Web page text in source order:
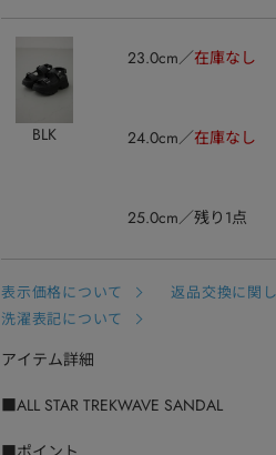
BLK
23.0cm 在庫なし
24.0cm 在庫なし
25.0cm 残り1点
表示価格について 返品交換に関
洗濯表記について
アイテム詳細
■ALL STAR TREKWAVE SANDAL